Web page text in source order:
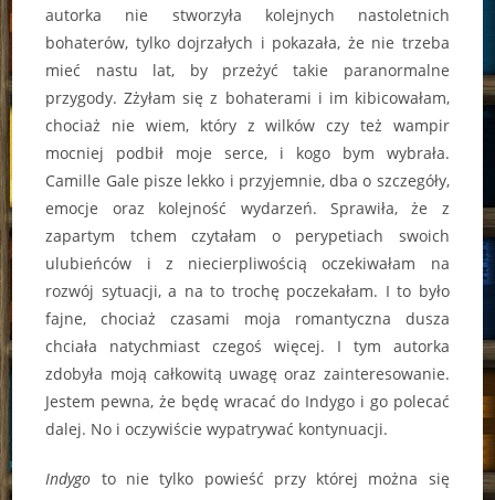
autorka nie stworzyła kolejnych nastoletnich
bohaterów, tylko dojrzałych i pokazała, że nie trzeba
mieć nastu lat, by przeżyć takie paranormalne
przygody. Zżyłam się z bohaterami i im kibicowałam,
chociaż nie wiem, który z wilków czy też wampir
mocniej podbił moje serce, i kogo bym wybrała.
Camille Gale pisze lekko i przyjemnie, dba o szczegóły,
emocje oraz kolejność wydarzeń. Sprawiła, że z
zapartym tchem czytałam o perypetiach swoich
ulubieńców i z niecierpliwością oczekiwałam na
rozwój sytuacji, a na to trochę poczekałam. I to było
fajne, chociaż czasami moja romantyczna dusza
chciała natychmiast czegoś więcej. I tym autorka
zdobyła moją całkowitą uwagę oraz zainteresowanie.
Jestem pewna, że będę wracać do Indygo i go polecać
dalej. No i oczywiście wypatrywać kontynuacji.
Indygo to nie tylko powieść przy której można się